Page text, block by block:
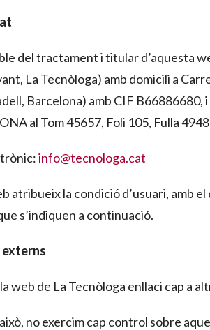
del tractament i titular d’aquesta
La Tecnòloga) amb domicili a
Barcelona) amb CIF
al Tom 45657, Foli 105, Fulla
info@tecnologa.cat
atribueix la condició d’usuari, amb
s’indiquen a continuació.
externs
web de La Tecnòloga enllaci cap a
no exercim cap control sobre